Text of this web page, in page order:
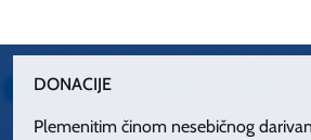
DONACIJE
Plemenitim činom nesebičnog